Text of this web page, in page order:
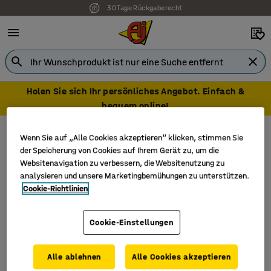
30 Tage Rückgaberecht
Holen Sie sich Ihr persönliches Angebot. Einfach &
bequem online!
Digitale Kataloge
Wir legen großen Wert auf Nachhaltigkeit und haben uns
deshalb entschieden, unseren Katalogen in Papierform
„Adieu“ zu sagen. Hier finden Sie unsere aktuellen
Kataloge mit smarten und ergonomischen
Einrichtungslösungen für alle Bereiche Ihres
Arbeitsplatzes. Wählen Sie einfach den gewünschten
Wenn Sie auf „Alle Cookies akzeptieren“ klicken, stimmen Sie
der Speicherung von Cookies auf Ihrem Gerät zu, um die
Websitenavigation zu verbessern, die Websitenutzung zu
analysieren und unsere Marketingbemühungen zu unterstützen.
Cookie-Richtlinien
Cookie-Einstellungen
Alle ablehnen Alle Cookies akzeptieren